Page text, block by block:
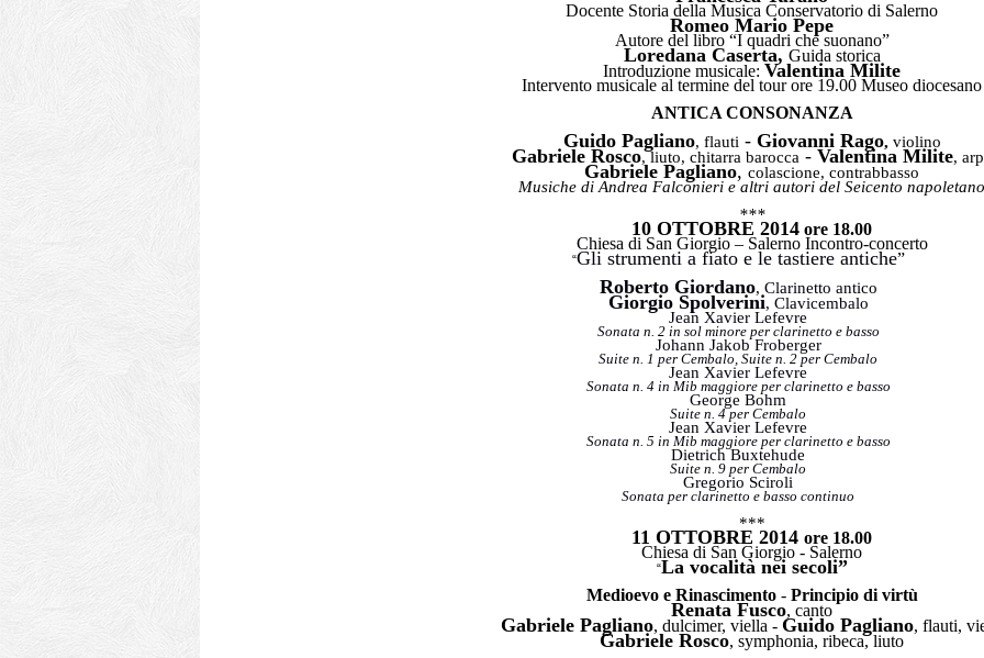
Docente Storia della Musica Conservatorio di Salerno
Romeo Mario Pepe
Autore del libro “I quadri che suonano”
Loredana Caserta, Guida storica
Introduzione musicale:Valentina Milite
Intervento musicale al termine del tour ore 19.00 Museo diocesano
ANTICA CONSONANZA
Guido Pagliano, flauti- Giovanni Rago, violino
Gabriele Rosco, liuto, chitarra barocca -Valentina Milite,
Gabriele Pagliano,colascione, contrabbasso
Musiche di Andrea Falconieri e altri autori del Seicento
***
10 OTTOBRE 2014 ore 18.00
Chiesa di San Giorgio – Salerno Incontro-concerto
“Gli strumenti a fiato e le tastiere antiche”
Roberto Giordano, Clarinetto antico
Giorgio Spolverini, Clavicembalo
Jean Xavier Lefevre
Sonata n. 2 in sol minore per clarinetto e basso
Johann Jakob Froberger
Suite n. 1 per Cembalo, Suite n. 2 per Cembalo
Jean Xavier Lefevre
Sonata n. 4 in Mib maggiore per clarinetto e basso
George Bohm
Suite n. 4 per Cembalo
Jean Xavier Lefevre
Sonata n. 5 in Mib maggiore per clarinetto e basso
Dietrich Buxtehude
Suite n. 9 per Cembalo
Gregorio Sciroli
Sonata per clarinetto e basso continuo
***
11 OTTOBRE 2014ore 18.00
Chiesa di San Giorgio - Salerno
“La vocalità nei secoli”
Medioevo e Rinascimento - Principio di virtù
Renata Fusco, canto
Gabriele Pagliano, dulcimer, viella - Guido Pagliano, flauti,
Gabriele Rosco, symphonia, ribeca, liuto